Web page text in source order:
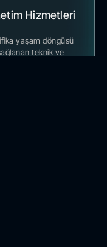
Hizmetleri
yaşam döngüsü
teknik ve